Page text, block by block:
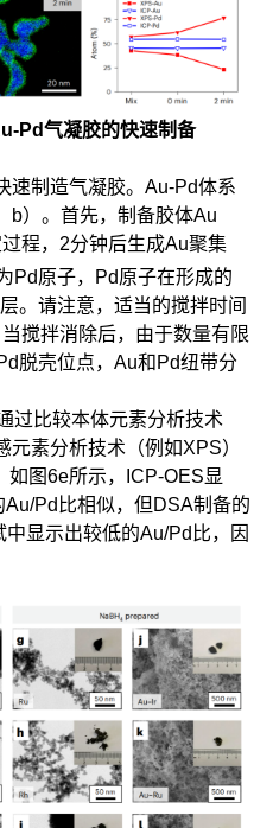
Pd气凝胶的快速制备
速制造气凝胶。Au-Pd体系
b）。首先，制备胶体Au
程，2分钟后生成Au聚集
Pd原子，Pd原子在形成的
。请注意，适当的搅拌时间
搅拌消除后，由于数量有限
脱壳位点，Au和Pd纽带分
过比较本体元素分析技术
元素分析技术（例如XPS）
如图6e所示，ICP-OES显
Pd比相似，但DSA制备的
显示出较低的Au/Pd比，因